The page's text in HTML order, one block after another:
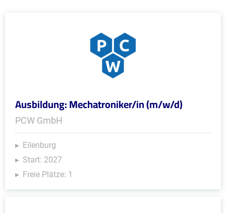
Ausbildung: Mechatroniker/in (m/w/d)
PCW GmbH
Eilenburg
Start: 2027
Freie Plätze: 1